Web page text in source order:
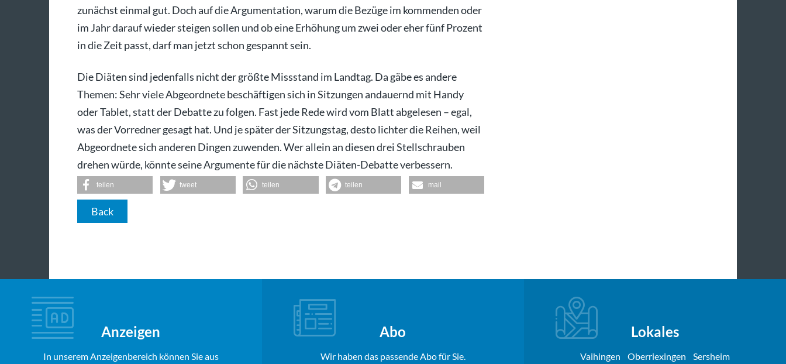
zunächst einmal gut. Doch auf die Argumentation, warum die Bezüge im kommenden oder
im Jahr darauf wieder steigen sollen und ob eine Erhöhung um zwei oder eher fünf Prozent
in die Zeit passt, darf man jetzt schon gespannt sein.
Die Diäten sind jedenfalls nicht der größte Missstand im Landtag. Da gäbe es andere
Themen: Sehr viele Abgeordnete beschäftigen sich in Sitzungen andauernd mit Handy
oder Tablet, statt der Debatte zu folgen. Fast jede Rede wird vom Blatt abgelesen – egal,
was der Vorredner gesagt hat. Und je später der Sitzungstag, desto lichter die Reihen, weil
Abgeordnete sich anderen Dingen zuwenden. Wer allein an diesen drei Stellschrauben
drehen würde, könnte seine Argumente für die nächste Diäten-Debatte verbessern.
teilen tweet teilen teilen mail
Back
Anzeigen
In unserem Anzeigenbereich können Sie aus
Abo
Wir haben das passende Abo für Sie.
Lokales
Vaihingen Oberriexingen
Sersheim